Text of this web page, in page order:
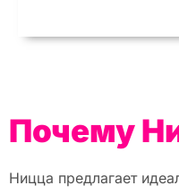
Почему
Ницца предлагает